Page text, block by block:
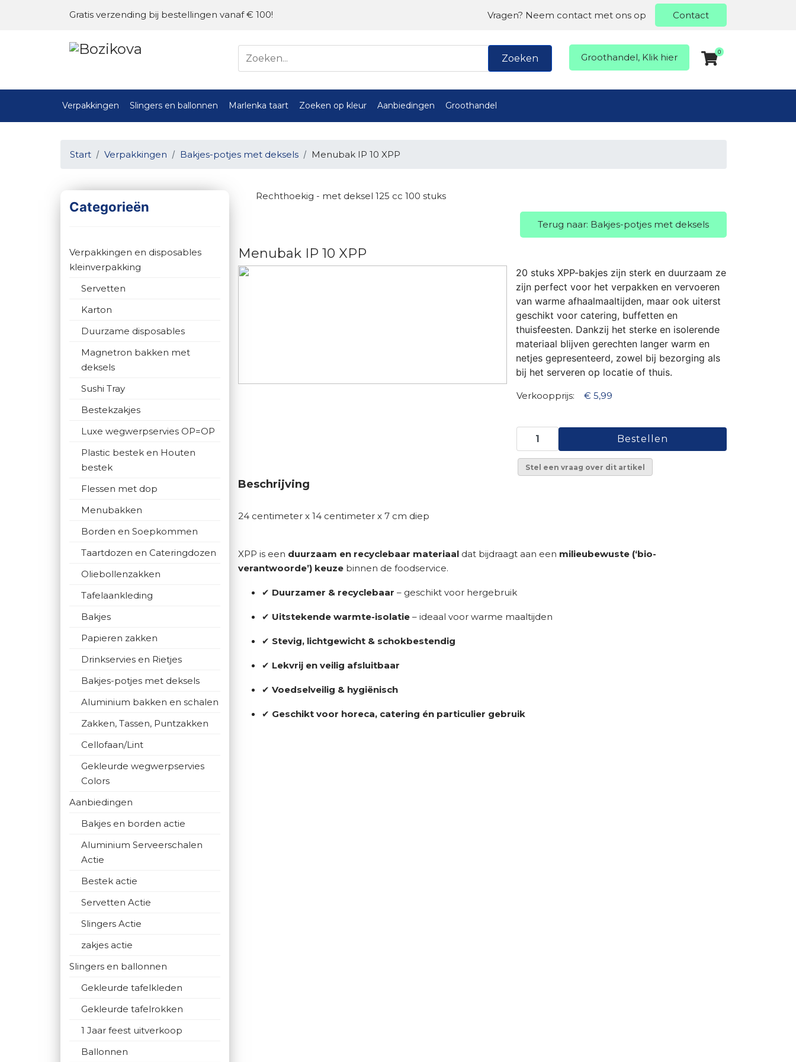
Gratis verzending bij bestellingen vanaf € 100! Vragen? Neem contact met ons op Contact
Zoeken Groothandel, Klik hier 0
Verpakkingen Slingers en ballonnen Marlenka taart Zoeken op kleur Aanbiedingen Groothandel
Start Verpakkingen Bakjes-potjes met deksels Menubak IP 10 XPP
Categorieën
Verpakkingen en disposables
kleinverpakking
Servetten
Karton
Duurzame disposables
Magnetron bakken met
deksels
Sushi Tray
Bestekzakjes
Luxe wegwerpservies OP=OP
Plastic bestek en Houten
bestek
Flessen met dop
Menubakken
Borden en Soepkommen
Taartdozen en Cateringdozen
Oliebollenzakken
Tafelaankleding
Bakjes
Papieren zakken
Drinkservies en Rietjes
Bakjes-potjes met deksels
Aluminium bakken en schalen
Zakken, Tassen, Puntzakken
Cellofaan/Lint
Gekleurde wegwerpservies
Colors
Aanbiedingen
Bakjes en borden actie
Aluminium Serveerschalen
Actie
Bestek actie
Servetten Actie
Slingers Actie
zakjes actie
Slingers en ballonnen
Gekleurde tafelkleden
Gekleurde tafelrokken
1 Jaar feest uitverkoop
Ballonnen
Rechthoekig - met deksel 125 cc 100 stuks
Terug naar: Bakjes-potjes met deksels
Menubak IP 10 XPP
20 stuks XPP-bakjes zijn sterk en duurzaam ze
zijn perfect voor het verpakken en vervoeren
van warme afhaalmaaltijden, maar ook uiterst
geschikt voor catering, buffetten en
thuisfeesten. Dankzij het sterke en isolerende
materiaal blijven gerechten langer warm en
netjes gepresenteerd, zowel bij bezorging als
bij het serveren op locatie of thuis.
Verkoopprijs: € 5,99
Stel een vraag over dit artikel
Beschrijving
24 centimeter x 14 centimeter x 7 cm diep
XPP is een duurzaam en recyclebaar materiaal dat bijdraagt aan een milieubewuste (‘bio-
verantwoorde’) keuze binnen de foodservice.
✔ Duurzamer & recyclebaar – geschikt voor hergebruik
✔ Uitstekende warmte-isolatie – ideaal voor warme maaltijden
✔ Stevig, lichtgewicht & schokbestendig
✔ Lekvrij en veilig afsluitbaar
✔ Voedselveilig & hygiënisch
✔ Geschikt voor horeca, catering én particulier gebruik